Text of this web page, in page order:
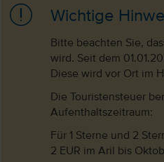
Wichtige
Bitte beachten Sie,
wird. Seit dem
Diese wird vor Ort im
Die Touristensteuer
Aufenthaltszeitraum:
Für 1 Sterne und 2
2 EUR im Aril bis